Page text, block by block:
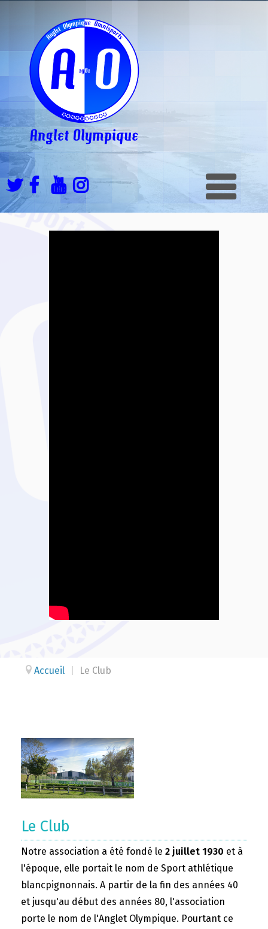
Accueil Le Club
Le Club
Notre association a été fondé le 2 juillet 1930 et à
l'époque, elle portait le nom de Sport athlétique
blancpignonnais. A partir de la fin des années 40
et jusqu'au début des années 80, l'association
porte le nom de l'Anglet Olympique. Pourtant ce